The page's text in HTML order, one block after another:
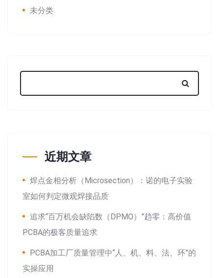
未分类
近期文章
焊点金相分析（Microsection）：诺的电子实验
室如何判定微观焊接品质
追求“百万机会缺陷数（DPMO）”趋零：高价值
PCBA的极客质量追求
PCBA加工厂质量管理中“人、机、料、法、环”的
实操应用